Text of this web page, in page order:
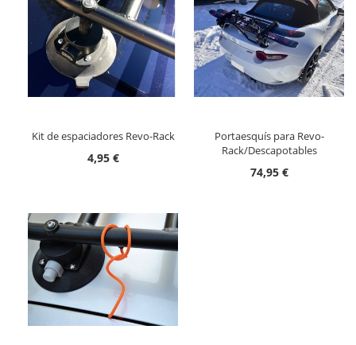
Kit de espaciadores Revo-Rack
4,95 €
Portaesquís para Revo-
Rack/Descapotables
74,95 €